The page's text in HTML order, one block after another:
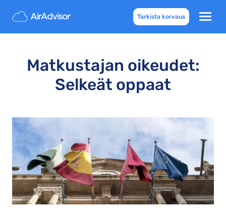
Tarkista korvaus
Matkustajan oikeudet:
Selkeät oppaat